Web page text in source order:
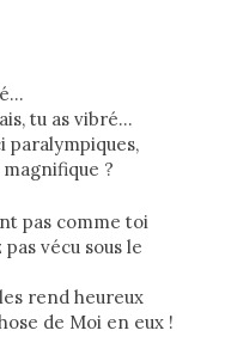
tu as vibré…
paralympiques,
?
pas comme toi
vécu sous le
rend heureux
de Moi en eux !